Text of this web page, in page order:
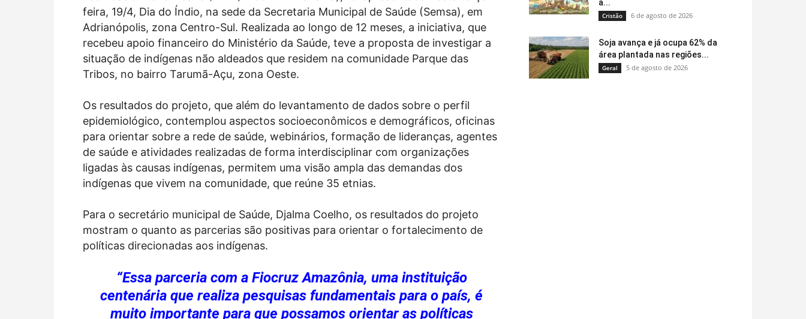
feira, 19/4, Dia do Índio, na sede da Secretaria Municipal de Saúde (Semsa), em
Adrianópolis, zona Centro-Sul. Realizada ao longo de 12 meses, a iniciativa, que
recebeu apoio financeiro do Ministério da Saúde, teve a proposta de investigar a
situação de indígenas não aldeados que residem na comunidade Parque das
Tribos, no bairro Tarumã-Açu, zona Oeste.
Os resultados do projeto, que além do levantamento de dados sobre o perfil
epidemiológico, contemplou aspectos socioeconômicos e demográficos, oficinas
para orientar sobre a rede de saúde, webinários, formação de lideranças, agentes
de saúde e atividades realizadas de forma interdisciplinar com organizações
ligadas às causas indígenas, permitem uma visão ampla das demandas dos
indígenas que vivem na comunidade, que reúne 35 etnias.
Para o secretário municipal de Saúde, Djalma Coelho, os resultados do projeto
mostram o quanto as parcerias são positivas para orientar o fortalecimento de
políticas direcionadas aos indígenas.
“Essa parceria com a Fiocruz Amazônia, uma instituição
centenária que realiza pesquisas fundamentais para o país, é
muito importante para que possamos orientar as políticas
a...
Cristão 6 de agosto de 2026
Soja avança e já ocupa 62% da
área plantada nas regiões...
Geral 5 de agosto de 2026